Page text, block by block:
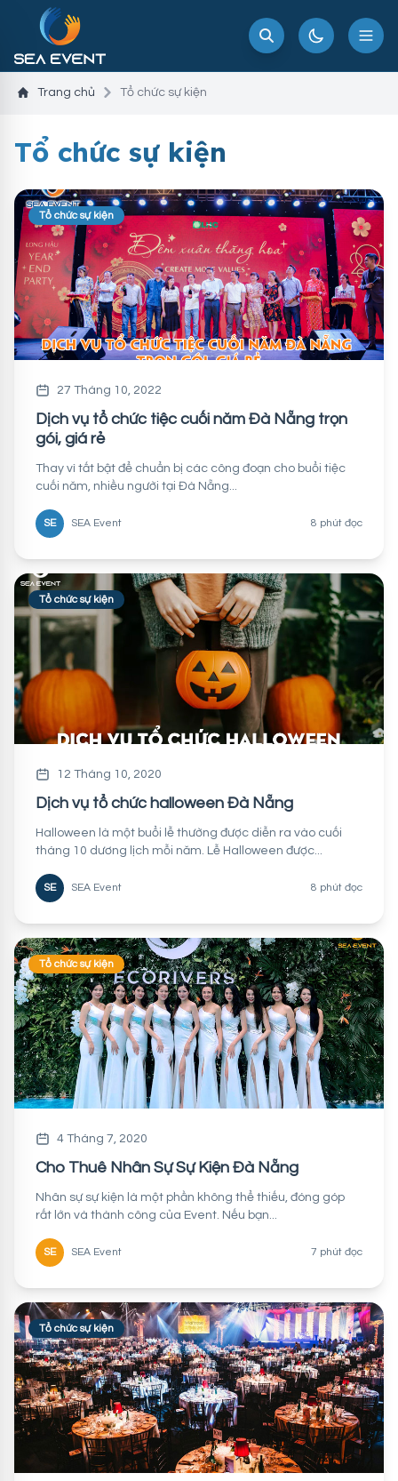
Trang chủ Tổ chức sự kiện
Tổ chức sự kiện
Tổ chức sự kiện
27 Tháng 10, 2022
Dịch vụ tổ chức tiệc cuối năm Đà Nẵng trọn
gói, giá rẻ
Thay vì tất bật để chuẩn bị các công đoạn cho buổi tiệc
cuối năm, nhiều người tại Đà Nẵng...
SE SEA Event 8 phút đọc
Tổ chức sự kiện
12 Tháng 10, 2020
Dịch vụ tổ chức halloween Đà Nẵng
Halloween là một buổi lễ thường được diễn ra vào cuối
tháng 10 dương lịch mỗi năm. Lễ Halloween được...
SE SEA Event 8 phút đọc
Tổ chức sự kiện
4 Tháng 7, 2020
Cho Thuê Nhân Sự Sự Kiện Đà Nẵng
Nhân sự sự kiện là một phần không thể thiếu, đóng góp
rất lớn và thành công của Event. Nếu bạn...
SE SEA Event 7 phút đọc
Tổ chức sự kiện